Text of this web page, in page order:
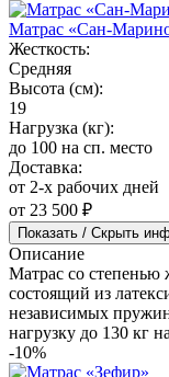
Матрас «Сан-
Жесткость:
Средняя
Высота (см):
19
Нагрузка (кг):
до 100 на сп. место
Доставка:
от 2-х рабочих дней
от 23 500 ₽
Показать / Скрыть
Описание
Матрас со степенью
состоящий из
независимых
нагрузку до 130 кг
-10%